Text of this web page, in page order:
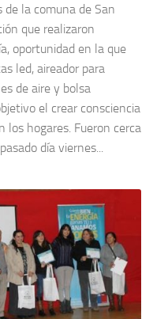
de la comuna de San
que realizaron
oportunidad en la que
led, aireador para
de aire y bolsa
el crear consciencia
los hogares. Fueron cerca
día viernes...